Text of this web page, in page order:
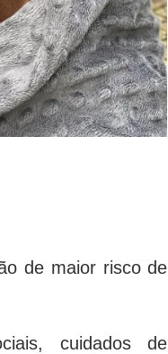
de maior risco de
cuidados de